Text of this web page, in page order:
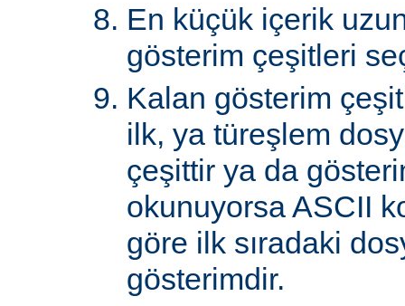
En küçük içerik
gösterim çeşitleri
Kalan gösterim
ilk, ya türeşlem
çeşittir ya da
okunuyorsa ASCII
göre ilk sıradaki
gösterimdir.